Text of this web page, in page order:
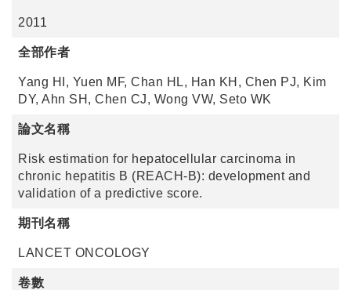
2011
全部作者
Yang HI, Yuen MF, Chan HL, Han KH, Chen PJ, Kim
DY, Ahn SH, Chen CJ, Wong VW, Seto WK
論文名稱
Risk estimation for hepatocellular carcinoma in
chronic hepatitis B (REACH-B): development and
validation of a predictive score.
期刊名稱
LANCET ONCOLOGY
卷數